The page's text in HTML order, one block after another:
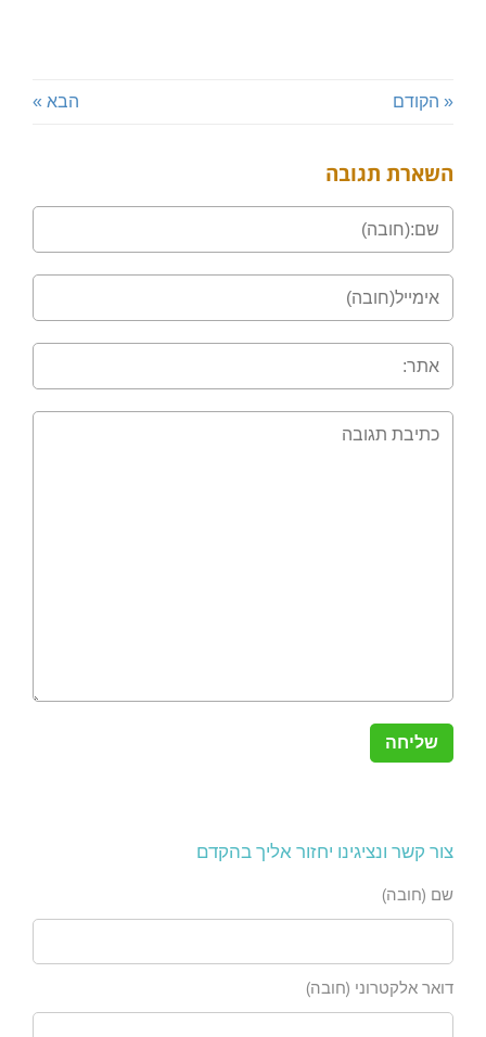
« הקודם הבא »
השארת תגובה
צור קשר ונציגינו יחזור אליך בהקדם
שם (חובה)
דואר אלקטרוני (חובה)